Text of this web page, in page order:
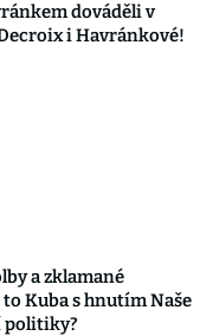
dováděli v
i Havránkové!
a zklamané
Kuba s hnutím Naše
politiky?